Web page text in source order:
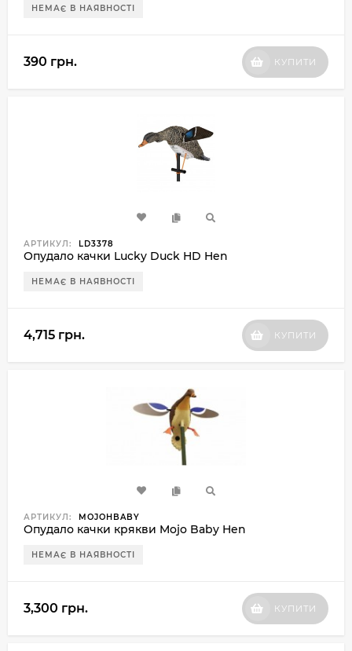
НЕМАЄ В НАЯВНОСТІ
390 грн. КУПИТИ
АРТИКУЛ: LD3378
Опудало качки Lucky Duck HD Hen
НЕМАЄ В НАЯВНОСТІ
4,715 грн. КУПИТИ
АРТИКУЛ: MOJOHBABY
Опудало качки крякви Mojo Baby Hen
НЕМАЄ В НАЯВНОСТІ
3,300 грн. КУПИТИ